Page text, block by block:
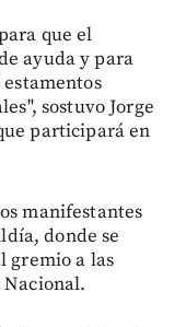
que el
ayuda y para
sostuvo Jorge
participará en
manifestantes
donde se
gremio a las